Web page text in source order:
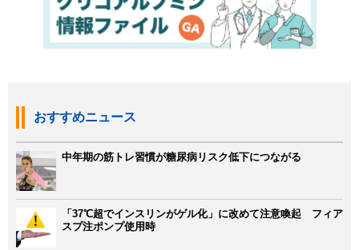
おすすめニュース
中年期の筋トレ習慣が糖尿病リスク低下につながる
「37℃超でインスリンがゲル化」に改めて注意喚起 フィア
スプ注ポンプ使用時